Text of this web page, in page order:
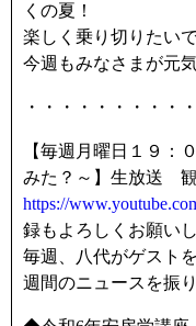
くの夏！
楽しく乗り切りたい
今週もみなさまが元
・・・・・・・・・
【毎週月曜日１９：
みた？～】生放送 観
https://
録もよろしくお願いし
毎週、八代がゲスト
週間のニュースを振